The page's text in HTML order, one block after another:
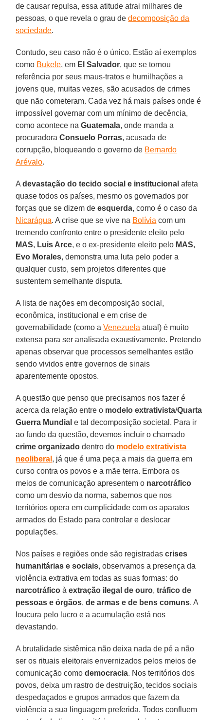
de causar repulsa, essa atitude atrai milhares de
pessoas, o que revela o grau dedecomposição da
sociedade.
Contudo, seu caso não é o único. Estão aí exemplos
como Bukele, em El Salvador, que se tornou
referência por seus maus-tratos e humilhações a
jovens que, muitas vezes, são acusados de crimes
que não cometeram. Cada vez há mais países onde é
impossível governar com um mínimo de decência,
como acontece naGuatemala, onde manda a
procuradoraConsuelo Porras, acusada de
corrupção, bloqueando o governo de Bernardo
Arévalo.
Adevastação do tecido social e institucional afeta
quase todos os países, mesmo os governados por
forças que se dizem deesquerda, como é o caso da
Nicarágua. A crise que se vive na Bolívia com um
tremendo confronto entre o presidente eleito pelo
MAS, Luis Arce, e o ex-presidente eleito pelo MAS,
Evo Morales, demonstra uma luta pelo poder a
qualquer custo, sem projetos diferentes que
sustentem semelhante disputa.
A lista de nações em decomposição social,
econômica, institucional e em crise de
governabilidade (como aVenezuela atual) é muito
extensa para ser analisada exaustivamente. Pretendo
apenas observar que processos semelhantes estão
sendo vividos entre governos de sinais
aparentemente opostos.
A questão que penso que precisamos nos fazer é
acerca da relação entre o modelo extrativista/Quarta
Guerra Mundial e tal decomposição societal. Para ir
ao fundo da questão, devemos incluir o chamado
crime organizado dentro do modelo extrativista
neoliberal , já que é uma peça a mais da guerra em
curso contra os povos e a mãe terra. Embora os
meios de comunicação apresentem o narcotráfico
como um desvio da norma, sabemos que nos
territórios opera em cumplicidade com os aparatos
armados do Estado para controlar e deslocar
populações.
Nos países e regiões onde são registradascrises
humanitárias e sociais, observamos a presença da
violência extrativa em todas as suas formas: do
narcotráfico àextração ilegal de ouro,tráfico de
pessoas e órgãos,de armas e de bens comuns. A
loucura pelo lucro e a acumulação está nos
devastando.
A brutalidade sistêmica não deixa nada de pé a não
ser os rituais eleitorais envernizados pelos meios de
comunicação comodemocracia. Nos territórios dos
povos, deixa um rastro de destruição, tecidos sociais
despedaçados e grupos armados que fazem da
violência a sua linguagem preferida. Todos confluem